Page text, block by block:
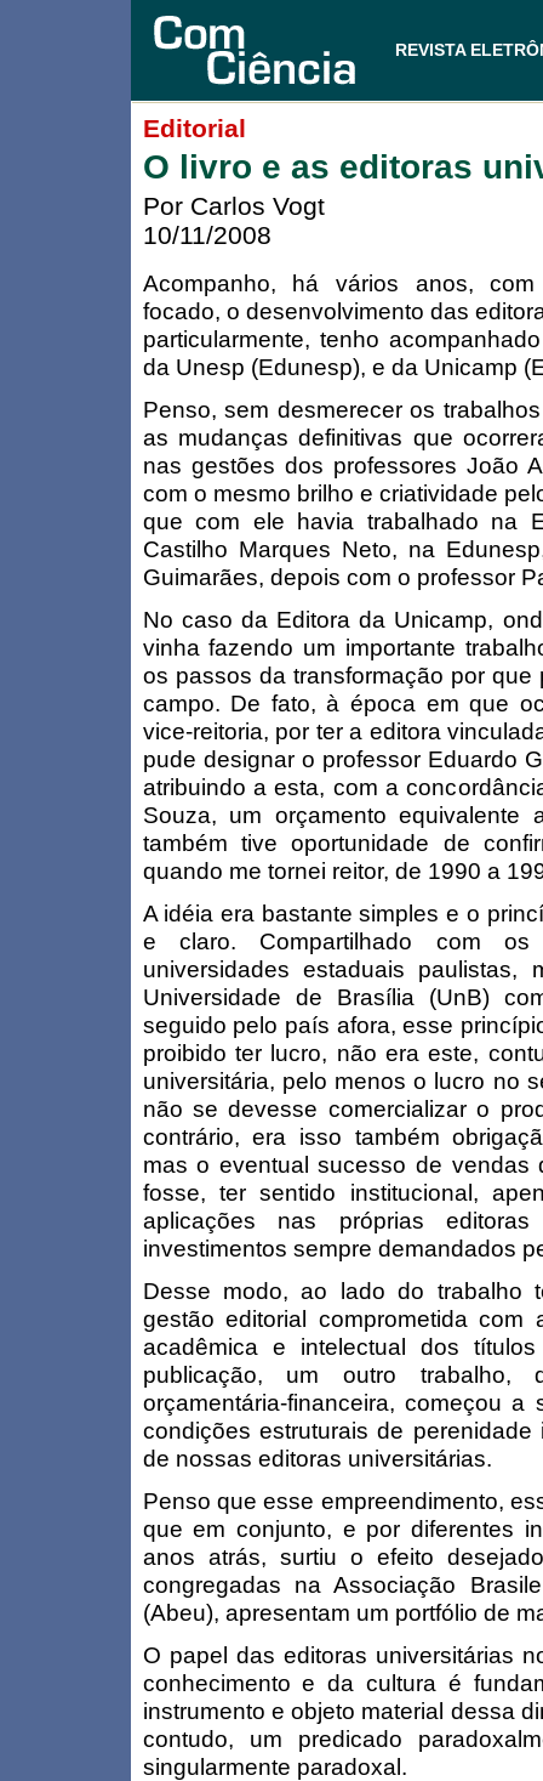
REVISTA
Editorial
O livro e as editoras
Por Carlos Vogt
10/11/2008
Acompanho, há vários anos,
focado, o desenvolvimento das
particularmente, tenho
da Unesp (Edunesp), e da Unicamp
Penso, sem desmerecer os
as mudanças definitivas que
nas gestões dos professores João
com o mesmo brilho e criatividade
que com ele havia trabalhado na
Castilho Marques Neto, na
Guimarães, depois com o professor
No caso da Editora da Unicamp,
vinha fazendo um importante
os passos da transformação por
campo. De fato, à época em que
vice-reitoria, por ter a editora
pude designar o professor Eduardo
atribuindo a esta, com a
Souza, um orçamento
também tive oportunidade de
quando me tornei reitor, de 1990 a
A idéia era bastante simples e o
e claro. Compartilhado com
universidades estaduais
Universidade de Brasília (UnB)
seguido pelo país afora, esse
proibido ter lucro, não era este,
universitária, pelo menos o lucro no
não se devesse comercializar o
contrário, era isso também
mas o eventual sucesso de vendas
fosse, ter sentido institucional,
aplicações nas próprias
investimentos sempre demandados
Desse modo, ao lado do trabalho
gestão editorial comprometida
acadêmica e intelectual dos
publicação, um outro trabalho,
orçamentária-financeira, começou
condições estruturais de
de nossas editoras universitárias.
Penso que esse empreendimento,
que em conjunto, e por diferentes
anos atrás, surtiu o efeito
congregadas na Associação
(Abeu), apresentam um portfólio de
O papel das editoras universitárias
conhecimento e da cultura é
instrumento e objeto material dessa
contudo, um predicado
singularmente paradoxal.